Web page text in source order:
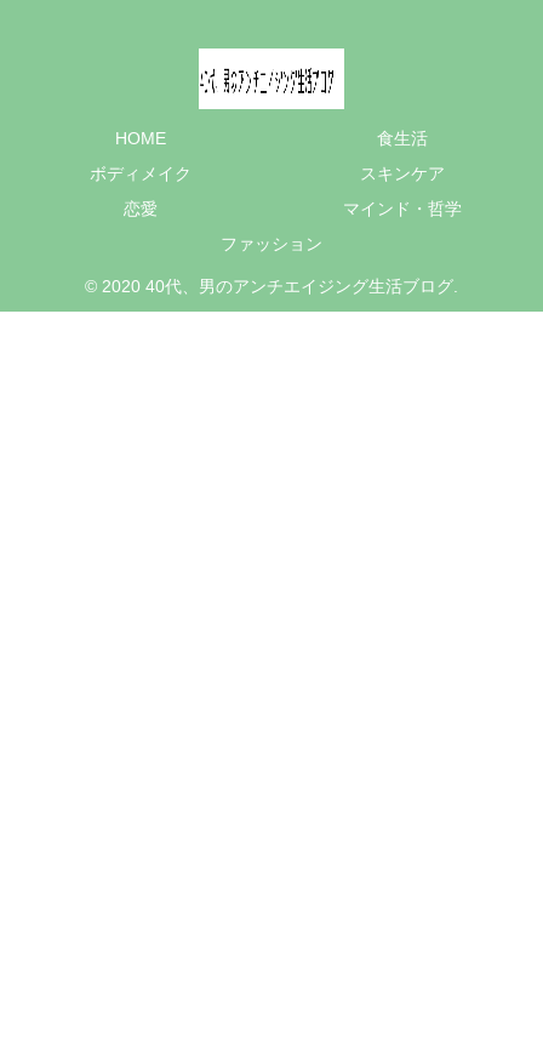
HOME
食生活
ボディメイク
スキンケア
恋愛
マインド・哲学
ファッション
© 2020 40代、男のアンチエイジング生活ブログ.